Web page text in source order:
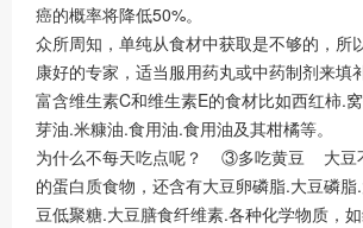
癌的概率将降低50%。
众所周知，单纯从食材中获取是不够的，所
康好的专家，适当服用药丸或中药制剂来
富含维生素C和维生素E的食材比如西红柿.
芽油.米糠油.食用油.食用油及其柑橘等。
为什么不每天吃点呢？ ③多吃黄豆 大豆
的蛋白质食物，还含有大豆卵磷脂.大豆磷
豆低聚糖.大豆膳食纤维素.各种化学物质，